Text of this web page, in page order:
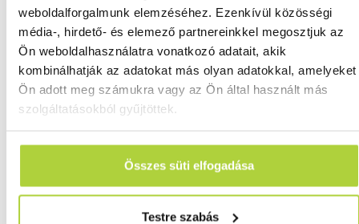
weboldalforgalmunk elemzéséhez. Ezenkívül közösségi
média-, hirdető- és elemező partnereinkkel megosztjuk az
Ön weboldalhasználatra vonatkozó adatait, akik
kombinálhatják az adatokat más olyan adatokkal, amelyeket
Ön adott meg számukra vagy az Ön által használt más
szolgáltatásokból gyűjtöttek.
Összes süti elfogadása
Testre szabás